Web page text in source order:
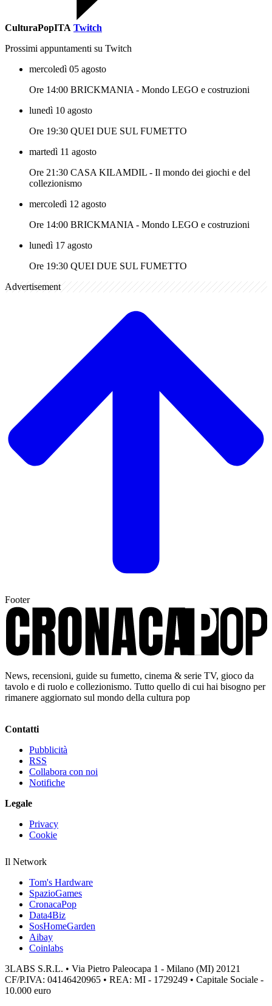
CulturaPopITA Twitch
Prossimi appuntamenti su Twitch
mercoledì 05 agosto
Ore 14:00 BRICKMANIA - Mondo LEGO e costruzioni
lunedì 10 agosto
Ore 19:30 QUEI DUE SUL FUMETTO
martedì 11 agosto
Ore 21:30 CASA KILAMDIL - Il mondo dei giochi e del
collezionismo
mercoledì 12 agosto
Ore 14:00 BRICKMANIA - Mondo LEGO e costruzioni
lunedì 17 agosto
Ore 19:30 QUEI DUE SUL FUMETTO
Advertisement
Footer
News, recensioni, guide su fumetto, cinema & serie TV, gioco da
tavolo e di ruolo e collezionismo. Tutto quello di cui hai bisogno per
rimanere aggiornato sul mondo della cultura pop
Contatti
Pubblicità
RSS
Collabora con noi
Notifiche
Legale
Privacy
Cookie
Il Network
Tom's Hardware
SpazioGames
CronacaPop
Data4Biz
SosHomeGarden
Aibay
Coinlabs
3LABS S.R.L. • Via Pietro Paleocapa 1 - Milano (MI) 20121
CF/P.IVA: 04146420965 • REA: MI - 1729249 • Capitale Sociale -
10.000 euro